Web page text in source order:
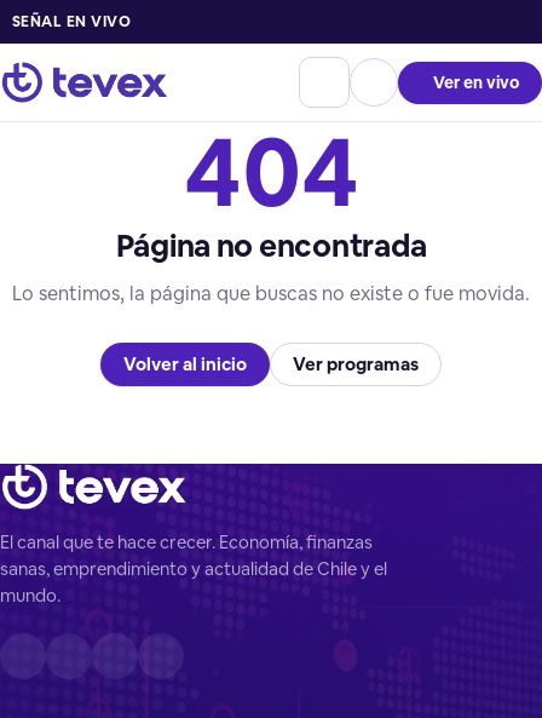
SEÑAL EN VIVO
Ver en vivo
404
Página no encontrada
Lo sentimos, la página que buscas no existe o fue movida.
Volver al inicio Ver programas
El canal que te hace crecer. Economía, finanzas
sanas, emprendimiento y actualidad de Chile y el
mundo.